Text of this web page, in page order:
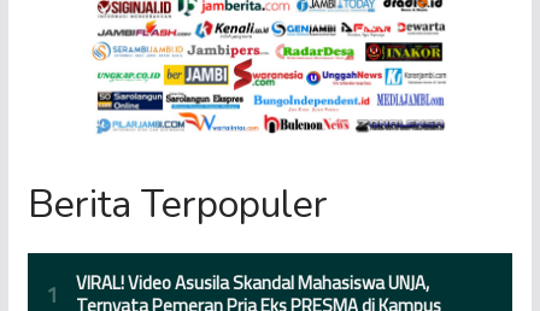
Berita Terpopuler